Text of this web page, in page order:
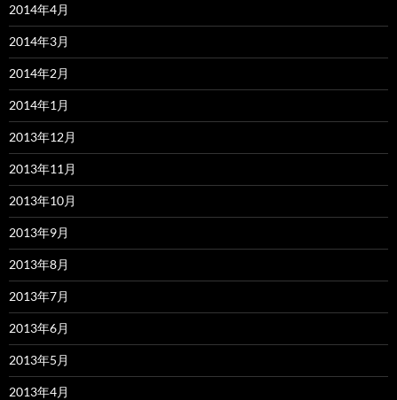
2014年4月
2014年3月
2014年2月
2014年1月
2013年12月
2013年11月
2013年10月
2013年9月
2013年8月
2013年7月
2013年6月
2013年5月
2013年4月